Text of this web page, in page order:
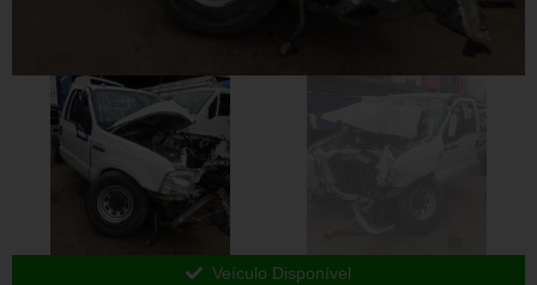
Veículo Disponível